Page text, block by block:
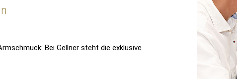
Bei Gellner steht die exklusive